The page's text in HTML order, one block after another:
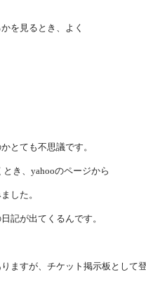
を見るとき、よく
とても不思議です。
き、yahooのページから
した。
記が出てくるんです。
ますが、チケット掲示板として